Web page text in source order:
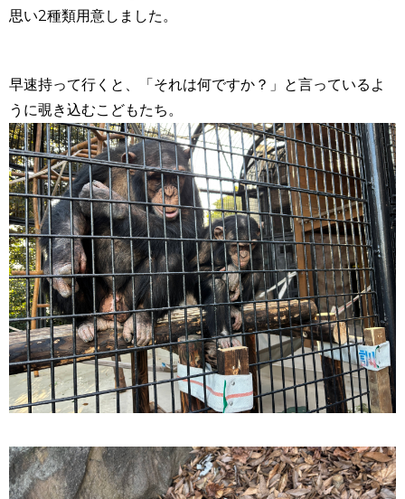
思い2種類用意しました。
早速持って行くと、「それは何ですか？」と言っているよ
うに覗き込むこどもたち。